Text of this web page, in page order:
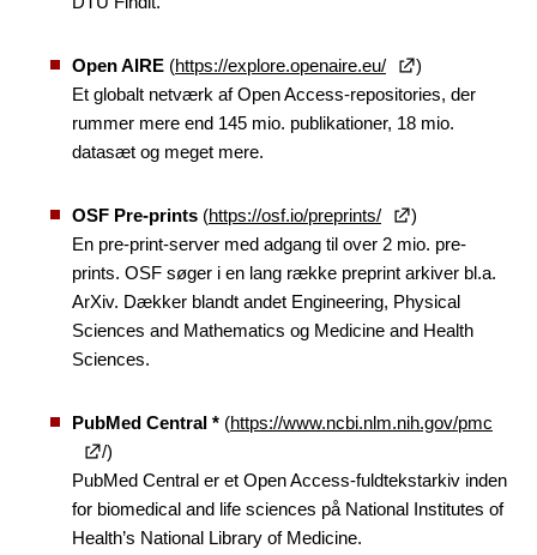
Open AIRE (https://explore.openaire.eu/
)
Et globalt netværk af Open Access-repositories, der
rummer mere end 145 mio. publikationer, 18 mio.
datasæt og meget mere.
OSF Pre-prints (https://osf.io/preprints/
)
En pre-print-server med adgang til over 2 mio. pre-
prints. OSF søger i en lang række preprint arkiver bl.a.
ArXiv. Dækker blandt andet Engineering, Physical
Sciences and Mathematics og Medicine and Health
Sciences.
PubMed Central * (https://www.ncbi.nlm.nih.gov/pmc
/)
PubMed Central er et Open Access-fuldtekstarkiv inden
for biomedical and life sciences på National Institutes of
Health’s National Library of Medicine.